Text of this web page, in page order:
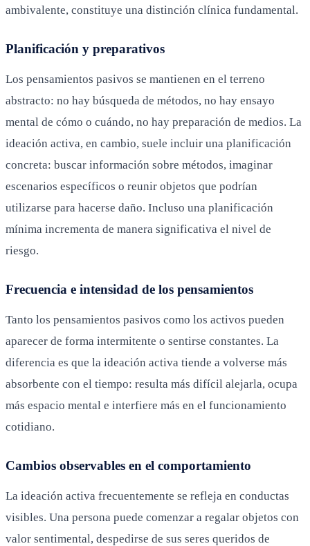
ambivalente, constituye una distinción clínica fundamental.
Planificación y preparativos
Los pensamientos pasivos se mantienen en el terreno
abstracto: no hay búsqueda de métodos, no hay ensayo
mental de cómo o cuándo, no hay preparación de medios. La
ideación activa, en cambio, suele incluir una planificación
concreta: buscar información sobre métodos, imaginar
escenarios específicos o reunir objetos que podrían
utilizarse para hacerse daño. Incluso una planificación
mínima incrementa de manera significativa el nivel de
riesgo.
Frecuencia e intensidad de los pensamientos
Tanto los pensamientos pasivos como los activos pueden
aparecer de forma intermitente o sentirse constantes. La
diferencia es que la ideación activa tiende a volverse más
absorbente con el tiempo: resulta más difícil alejarla, ocupa
más espacio mental e interfiere más en el funcionamiento
cotidiano.
Cambios observables en el comportamiento
La ideación activa frecuentemente se refleja en conductas
visibles. Una persona puede comenzar a regalar objetos con
valor sentimental, despedirse de sus seres queridos de